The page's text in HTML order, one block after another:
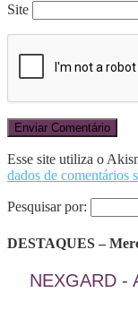
Site
Esse site utiliza o
dados de comentários
Pesquisar por:
DESTAQUES –
NEXGARD -